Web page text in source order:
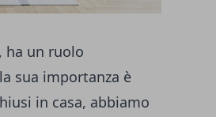
ha un ruolo
sua importanza è
in casa, abbiamo